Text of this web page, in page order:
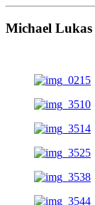
Michael Lukas